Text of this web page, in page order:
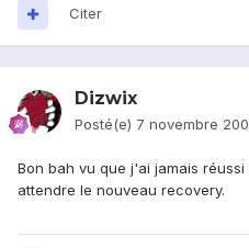
Citer
Dizwix
Posté(e) 7 novembre
Bon bah vu que j'ai jamais
attendre le nouveau recovery.